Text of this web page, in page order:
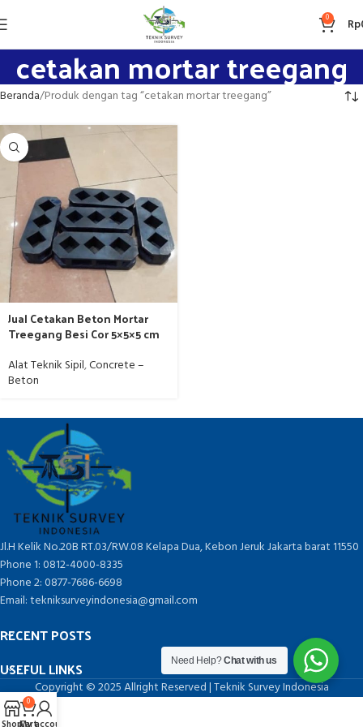
0 Rp
cetakan mortar treegang
Beranda Produk dengan tag “cetakan mortar treegang”
Jual Cetakan Beton Mortar
Treegang Besi Cor 5×5×5 cm
Alat Teknik Sipil,Concrete –
Beton
Jl.H Kelik No.20B RT.03/RW.08 Kelapa Dua, Kebon Jeruk Jakarta barat 11550
Phone 1: 0812-4000-8335
Phone 2: 0877-7686-6698
Email: tekniksurveyindonesia@gmail.com
RECENT POSTS
USEFUL LINKS
Copyright © 2025 Allright Reserved | Teknik Survey Indonesia
Need Help?Chat with us
0